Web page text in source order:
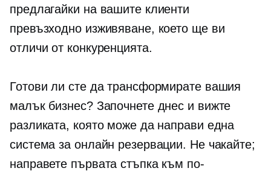
предлагайки на вашите клиенти
превъзходно изживяване, което ще ви
отличи от конкуренцията.
Готови ли сте да трансформирате вашия
малък бизнес? Започнете днес и вижте
разликата, която може да направи една
система за онлайн резервации. Не чакайте;
направете първата стъпка към по-